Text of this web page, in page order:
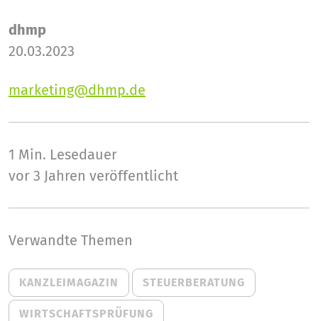
dhmp
20.03.2023
marketing@dhmp.de
1 Min. Lesedauer
vor 3 Jahren veröffentlicht
Verwandte Themen
KANZLEIMAGAZIN STEUERBERATUNG
WIRTSCHAFTSPRÜFUNG